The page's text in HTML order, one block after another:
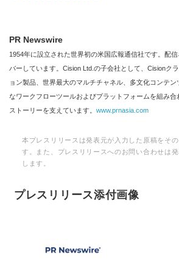
PR Newswire
1954年に設立された世界初の米国広報通信社です。配
バーしています。Cision Ltd.の子会社として、Cisionク
ョン製品、世界最大のマルチチャネル、多文化コンテ
なワークフローツールおよびプラットフォームを組み
ストーリーを支えています。 www.prnasia.com
本プレスリリースは発表元が入力した原稿をそ
す。また、プレスリリースへのお問い合わせは
します。
プレスリリース添付画像